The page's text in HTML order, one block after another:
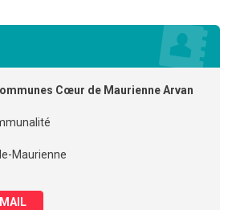
Cœur de Maurienne Arvan
Maurienne